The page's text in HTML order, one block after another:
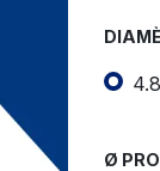
4.8
Ø